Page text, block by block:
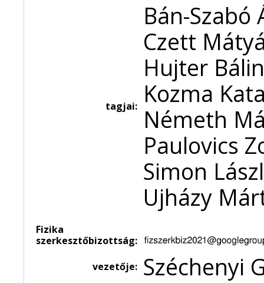
tagjai:
Bán-
Czett
Hujter
Kozma
Németh
Paulovics
Simon
Ujházy
Fizika
szerkesztőbizottság:
vezetője: Széchenyi